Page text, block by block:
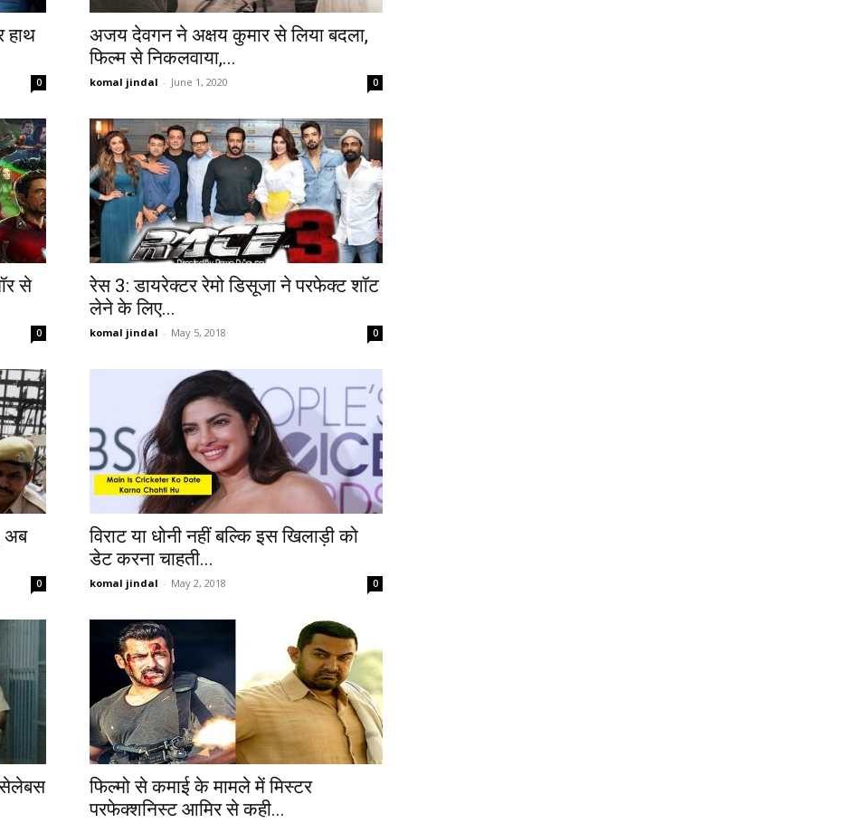
हाथ
0
अजय देवगन ने अक्षय कुमार से लिया बदला,
फिल्म से निकलवाया,...
komal jindal - June 1, 2020 0
से
0
रेस 3: डायरेक्टर रेमो डिसूजा ने परफेक्ट शॉट
लेने के लिए...
komal jindal - May 5, 2018 0
अब
0
विराट या धोनी नहीं बल्कि इस खिलाड़ी को
डेट करना चाहती...
komal jindal - May 2, 2018 0
सेलेबस
फिल्मो से कमाई के मामले में मिस्टर
परफेक्शनिस्ट आमिर से कही...